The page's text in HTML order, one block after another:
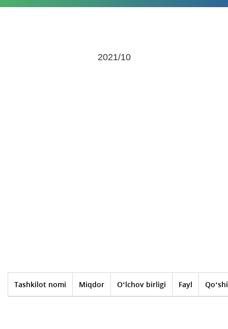
2021/10
Tashkilot nomi Miqdor O‘lchov birligi Fayl